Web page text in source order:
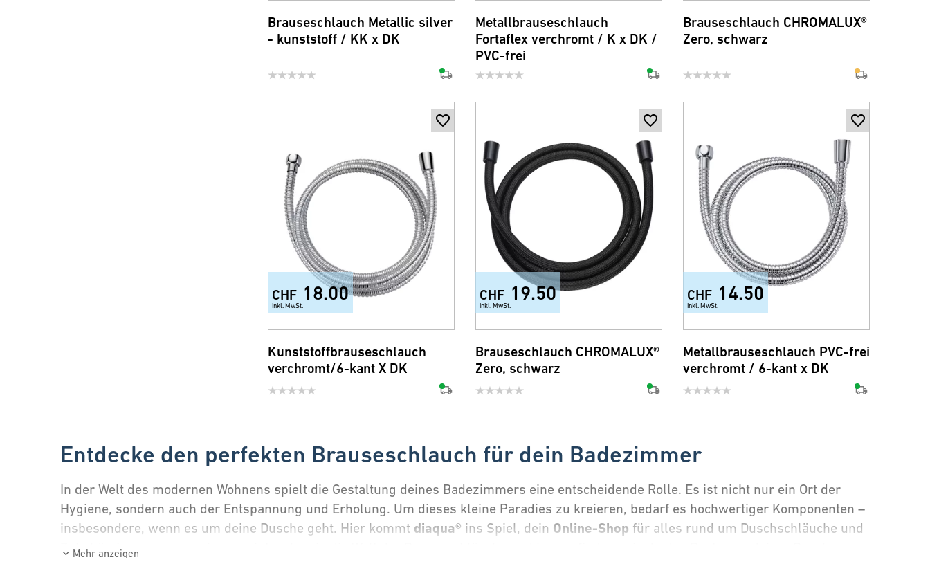
Brauseschlauch Metallic silver
- kunststoff / KK x DK
Metallbrauseschlauch
Fortaflex verchromt / K x DK /
PVC-frei
Brauseschlauch CHROMALUX®
Zero, schwarz
CHF 18.00
inkl. MwSt.
Kunststoffbrauseschlauch
verchromt/6-kant X DK
CHF 19.50
inkl. MwSt.
Brauseschlauch CHROMALUX®
Zero, schwarz
CHF 14.50
inkl. MwSt.
Metallbrauseschlauch PVC-frei
verchromt / 6-kant x DK
Entdecke den perfekten Brauseschlauch für dein Badezimmer
In der Welt des modernen Wohnens spielt die Gestaltung deines Badezimmers eine entscheidende Rolle. Es ist nicht nur ein Ort der
Hygiene, sondern auch der Entspannung und Erholung. Um dieses kleine Paradies zu kreieren, bedarf es hochwertiger Komponenten –
insbesondere, wenn es um deine Dusche geht. Hier kommt diaqua® ins Spiel, dein Online-Shop für alles rund um Duschschläuche und
Zubehör. Lass uns gemeinsam eintauchen in die Welt der Brauseschläuche und herausfinden, wie du das Beste aus deiner Dusche
Mehr anzeigen